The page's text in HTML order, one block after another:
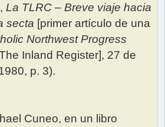
La TLRC – Breve viaje hacia
secta [primer artículo de una
Northwest Progress
Inland Register], 27 de
p. 3).
Cuneo, en un libro